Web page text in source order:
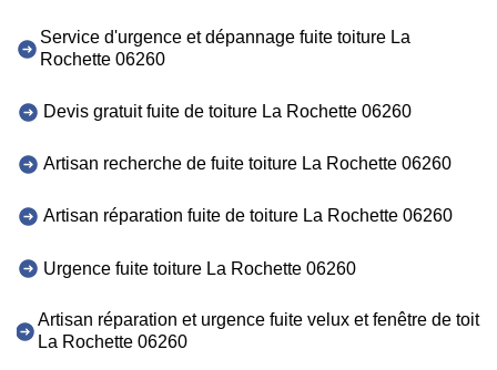
Service d'urgence et dépannage fuite toiture La
Rochette 06260
Devis gratuit fuite de toiture La Rochette 06260
Artisan recherche de fuite toiture La Rochette 06260
Artisan réparation fuite de toiture La Rochette 06260
Urgence fuite toiture La Rochette 06260
Artisan réparation et urgence fuite velux et fenêtre de toit
La Rochette 06260